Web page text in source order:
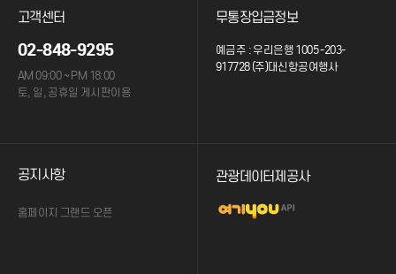
고객센터
02-848-9295
AM 09:00 ~ PM 18:00
토, 일, 공휴일 게시판이용
무통장입금정보
예금주 : 우리은행 1005 -203-
917728 (주)대신항공여행사
공지사항
홈페이지 그랜드 오픈
관광데이터제공사